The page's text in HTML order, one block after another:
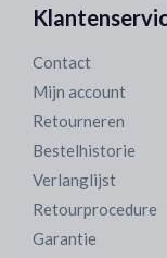
Contact
Mijn account
Retourneren
Bestelhistorie
Verlanglijst
Retourprocedure
Garantie